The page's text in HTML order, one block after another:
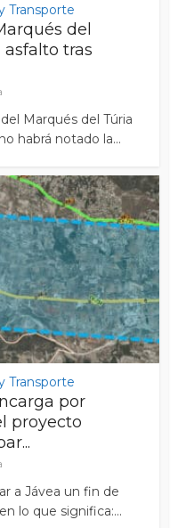
Transporte
del
tras
Marqués del Túria
habrá notado la...
Transporte
por
proyecto
a Jávea un fin de
lo que significa:...